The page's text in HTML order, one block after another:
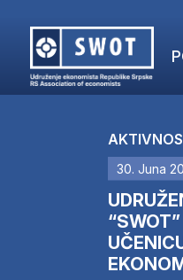
IZ
30. Juna